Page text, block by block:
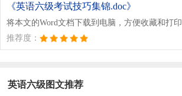
《英语六级考试技巧集锦.doc》
将本文的Word文档下载到电脑，方便收藏和打印
推荐度：
英语六级图文推荐